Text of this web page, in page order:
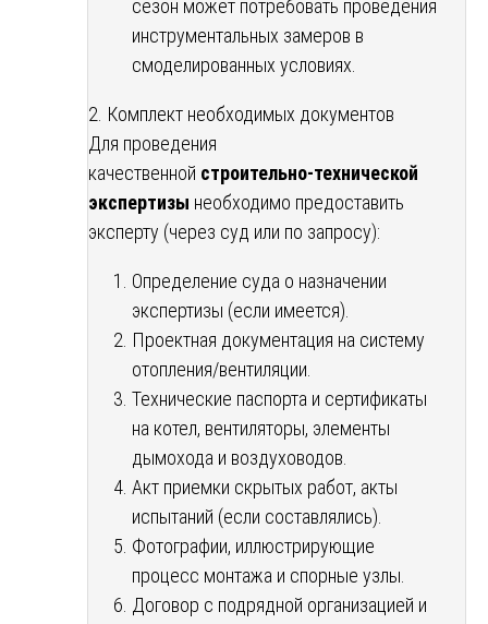
сезон может потребовать проведения
инструментальных замеров в
смоделированных условиях.
2. Комплект необходимых документов
Для проведения
качественной строительно-технической
экспертизы необходимо предоставить
эксперту (через суд или по запросу):
Определение суда о назначении
экспертизы (если имеется).
Проектная документация на систему
отопления/вентиляции.
Технические паспорта и сертификаты
на котел, вентиляторы, элементы
дымохода и воздуховодов.
Акт приемки скрытых работ, акты
испытаний (если составлялись).
Фотографии, иллюстрирующие
процесс монтажа и спорные узлы.
Договор с подрядной организацией и